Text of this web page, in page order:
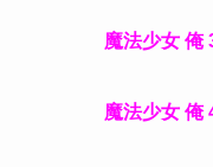
魔法少女 俺
魔法少女 俺